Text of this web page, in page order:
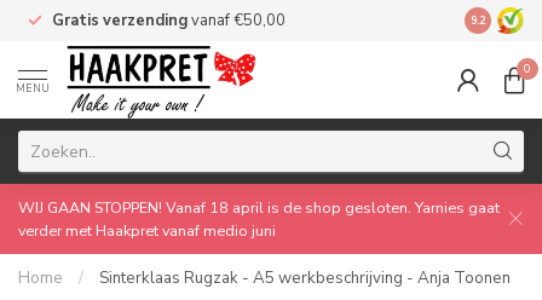
Gratis verzendingvanaf €50,00 Made by
9.2
MENU
0
WIJ GAAN STOPPEN! Vanaf 18 april is de shop gesloten. Yarnies gaat
verder met Haakpret vanaf medio juni
Home / Sinterklaas Rugzak - A5 werkbeschrijving - Anja Toonen